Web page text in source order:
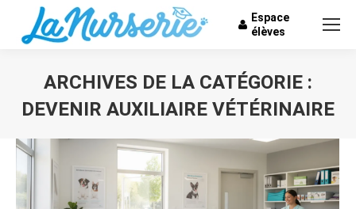
Espace
élèves
ARCHIVES DE LA CATÉGORIE :
DEVENIR AUXILIAIRE VÉTÉRINAIRE